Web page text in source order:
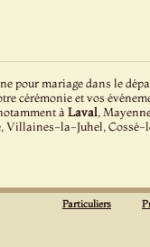
pour mariage dans le
cérémonie et vos
à Laval,
Villaines-la-Juhel,
Particuliers